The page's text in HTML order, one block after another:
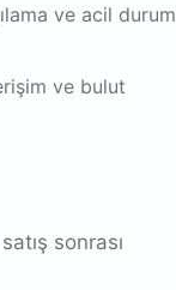
ve acil durum
ve bulut
sonrası